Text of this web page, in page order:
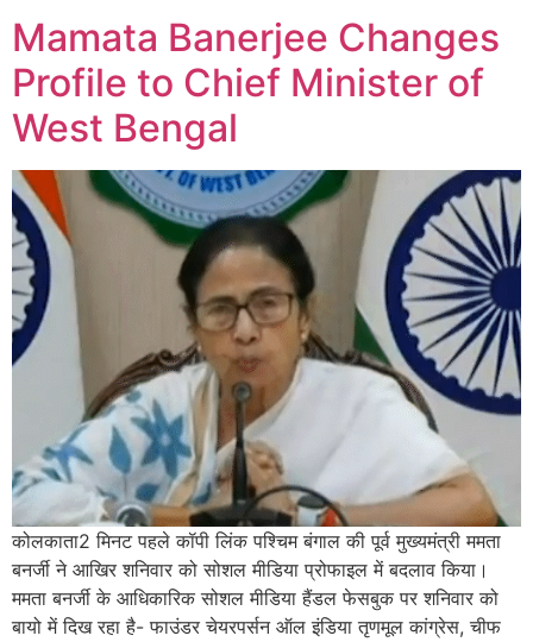
Mamata Banerjee Changes
Profile to Chief Minister of
West Bengal
कोलकाता2 मिनट पहले कॉपी लिंक पश्चिम बंगाल की पूर्व मुख्यमंत्री ममता
बनर्जी ने आखिर शनिवार को सोशल मीडिया प्रोफाइल में बदलाव किया।
ममता बनर्जी के आधिकारिक सोशल मीडिया हैंडल फेसबुक पर शनिवार को
बायो में दिख रहा है- फाउंडर चेयरपर्सन ऑल इंडिया तृणमूल कांग्रेस, चीफ